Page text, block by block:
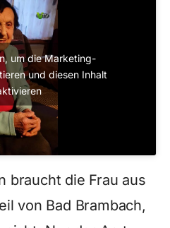
um die Marketing-
und diesen Inhalt
braucht die Frau aus
von Bad Brambach,